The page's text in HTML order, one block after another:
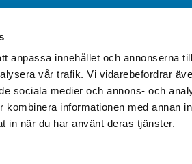
anpassa innehållet och annonserna
vår trafik. Vi vidarebefordrar
sociala medier och annons- och
informationen med annan
in när du har använt deras tjänster.